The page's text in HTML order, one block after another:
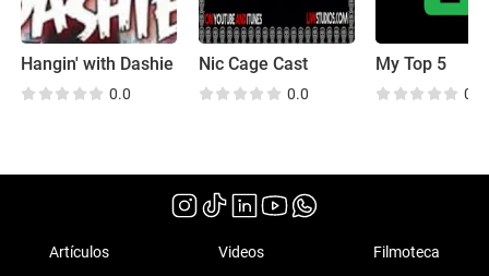
Hangin' with Dashie
0.0
Nic Cage Cast
0.0
My Top 5
0.0
Artículos Videos Filmoteca